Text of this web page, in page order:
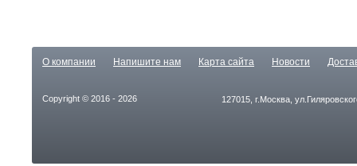
О компании Напишите нам Карта сайта Новости
Copyright © 2016 - 2026 127015, г.Москва,